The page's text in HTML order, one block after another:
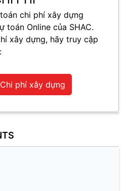
chi phí xây dựng
toán Online của SHAC.
xây dựng, hãy truy cập
phí xây dựng